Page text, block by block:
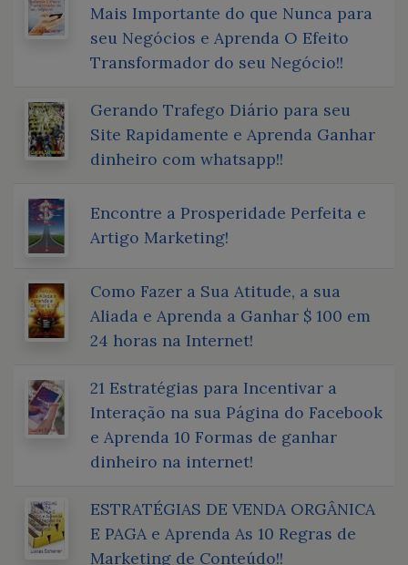
Mais Importante do que Nunca para
seu Negócios e Aprenda O Efeito
Transformador do seu Negócio!!
Gerando Trafego Diário para seu
Site Rapidamente e Aprenda Ganhar
dinheiro com whatsapp!!
Encontre a Prosperidade Perfeita e
Artigo Marketing!
Como Fazer a Sua Atitude, a sua
Aliada e Aprenda a Ganhar $ 100 em
24 horas na Internet!
21 Estratégias para Incentivar a
Interação na sua Página do Facebook
e Aprenda 10 Formas de ganhar
dinheiro na internet!
ESTRATÉGIAS DE VENDA ORGÂNICA
E PAGA e Aprenda As 10 Regras de
Marketing de Conteúdo!!